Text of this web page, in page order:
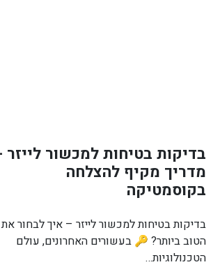
בדיקות בטיחות למכשור לייזר
מדריך מקיף להצלחה
בקוסמטיקה
בדיקות בטיחות למכשור לייזר – איך לבחור את
הטוב ביותר? 🔑 בעשורים האחרונים, עולם
הטכנולוגיות…